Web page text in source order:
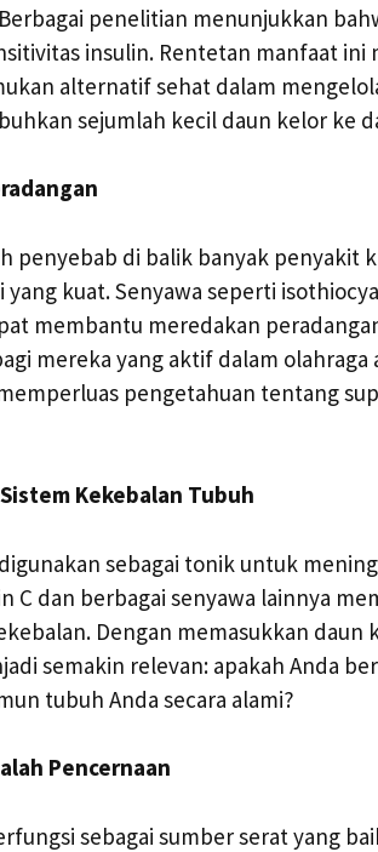
penelitian menunjukkan
insulin. Rentetan manfaat ini
alternatif sehat dalam
sejumlah kecil daun kelor ke
penyebab di balik banyak penyakit
kuat. Senyawa seperti
membantu meredakan
mereka yang aktif dalam
pengetahuan tentang
Kekebalan Tubuh
sebagai tonik untuk
C dan berbagai senyawa lainnya
Dengan memasukkan daun
semakin relevan: apakah Anda
tubuh Anda secara alami?
Pencernaan
sebagai sumber serat yang